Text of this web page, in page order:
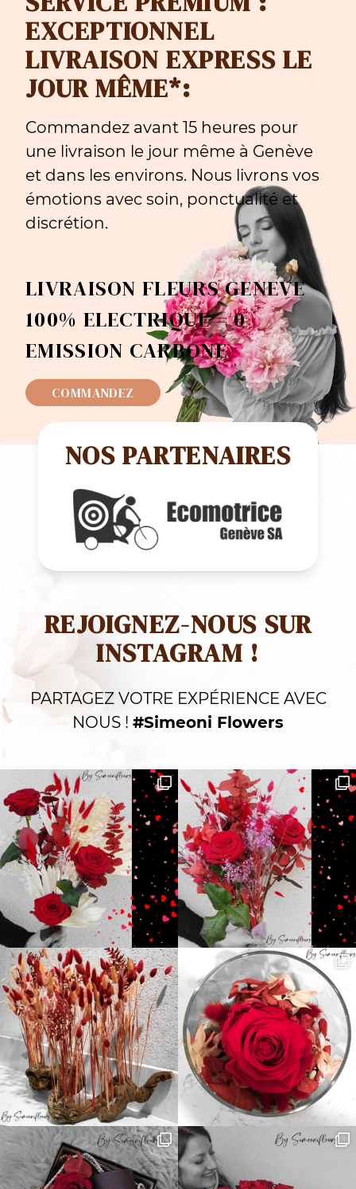
EXCEPTIONNEL
LIVRAISON EXPRESS LE
JOUR MÊME*:
Commandez avant 15 heures pour
une livraison le jour même à Genève
et dans les environs. Nous livrons vos
émotions avec soin, ponctualité et
discrétion.
LIVRAISON FLEURS GENEVE
100% ELECTRIQUE = 0
EMISSION CARBONE
COMMANDEZ
NOS PARTENAIRES
REJOIGNEZ-NOUS SUR
INSTAGRAM !
PARTAGEZ VOTRE EXPÉRIENCE AVEC
NOUS ! #Simeoni Flowers